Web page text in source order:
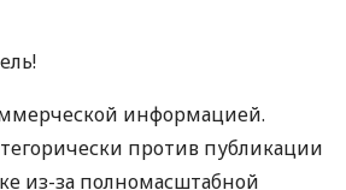
информацией.
против публикации
из-за полномасштабной